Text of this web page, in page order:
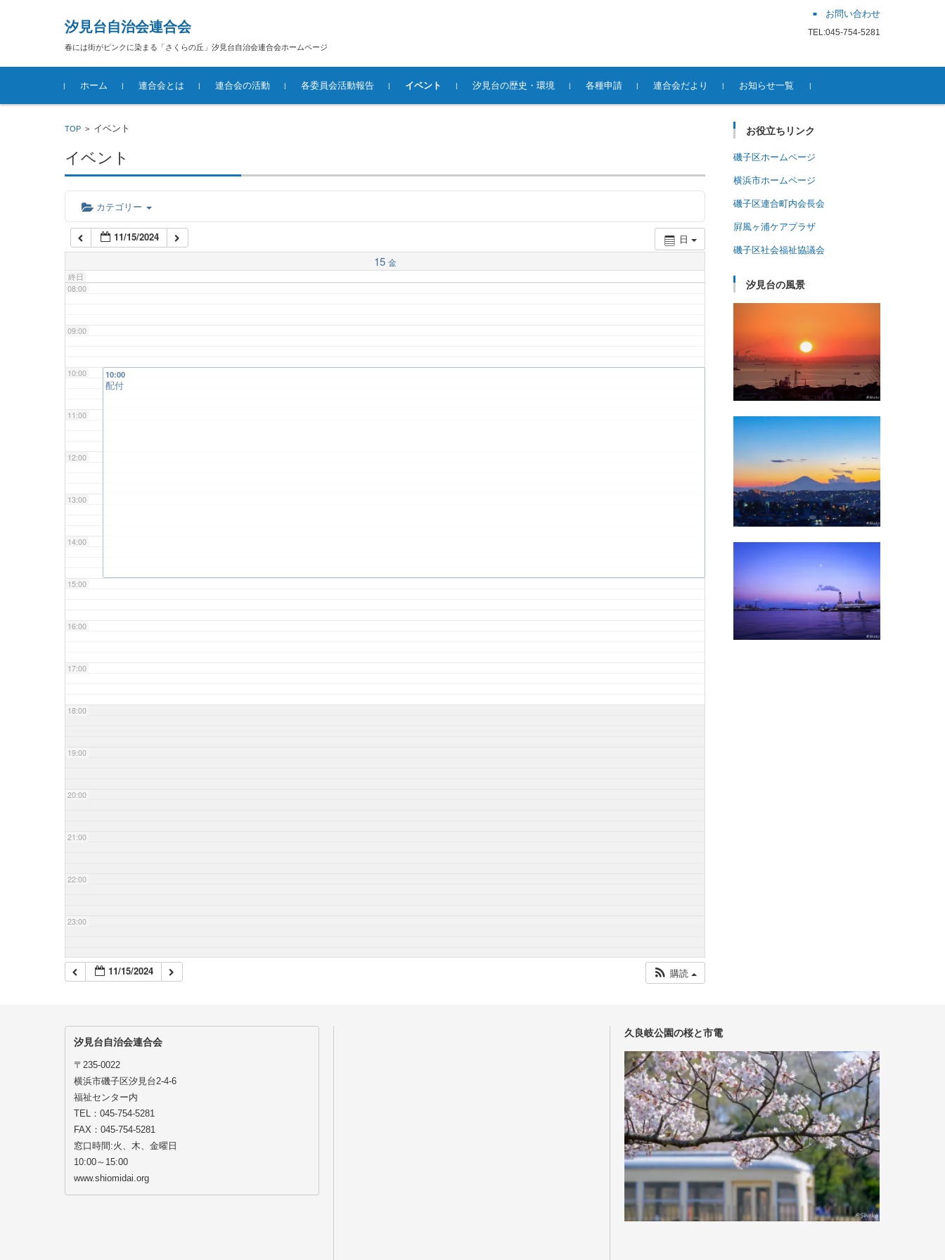
汐見台自治会連合会
春には街がピンクに染まる「さくらの丘」汐見台自治会連合会ホームページ
お問い合わせ
TEL:045-754-5281
コンテンツに移動
ホーム
連合会とは 連合会の活動 各委員会活動報告 イベント 汐見台の歴史・環境 各種申請 連合会だより お知らせ一覧
TOP > イベント
イベント
カテゴリー
日
11/15/2024
15 金
終日
02:00
05:00
06:00
07:00
08:00
09:00
10:00
11:00
12:00
13:00
14:00
15:00
16:00
17:00
18:00
19:00
20:00
21:00
22:00
23:00
10:00
配付
11/15/2024 購読
お役立ちリンク
磯子区ホームページ
横浜市ホームページ
磯子区連合町内会長会
屛風ヶ浦ケアプラザ
磯子区社会福祉協議会
汐見台の風景
汐見台自治会連合会
〒235-0022
横浜市磯子区汐見台2-4-6
福祉センター内
TEL：045-754-5281
FAX：045-754-5281
窓口時間:火、木、金曜日
10:00～15:00
www.shiomidai.org
久良岐公園の桜と市電